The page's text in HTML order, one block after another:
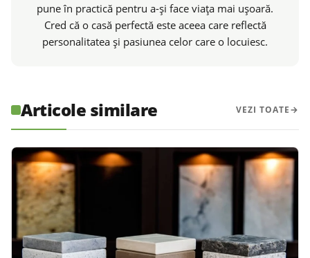
pune în practică pentru a-și face viața mai ușoară.
Cred că o casă perfectă este aceea care reflectă
personalitatea și pasiunea celor care o locuiesc.
Articole similare VEZI TOATE